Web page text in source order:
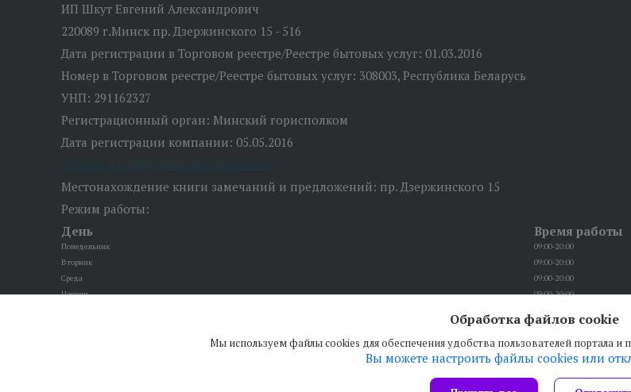
ИП Шкут Евгений Александрович
220089 г.Минск пр. Дзержинского 15 - 516
Дата регистрации в Торговом реестре/Реестре бытовых услуг: 01.03.2016
Номер в Торговом реестре/Реестре бытовых услуг: 308003, Республика Беларусь
УНП: 291162327
Регистрационный орган: Минский горисполком
Дата регистрации компании: 05.05.2016
Местонахождение книги замечаний и предложений: пр. Дзержинского 15
Режим работы:
День
Время работы
Понедельник
09:00-20:00
Вторник
09:00-20:00
Среда
09:00-20:00
Четверг
09:00-20:00
09:00-18:00
Выходной
Обработка файлов cookie
Мы используем файлы cookies для обеспечения удобства пользователей портала
Вы можете настроить файлы cookies или